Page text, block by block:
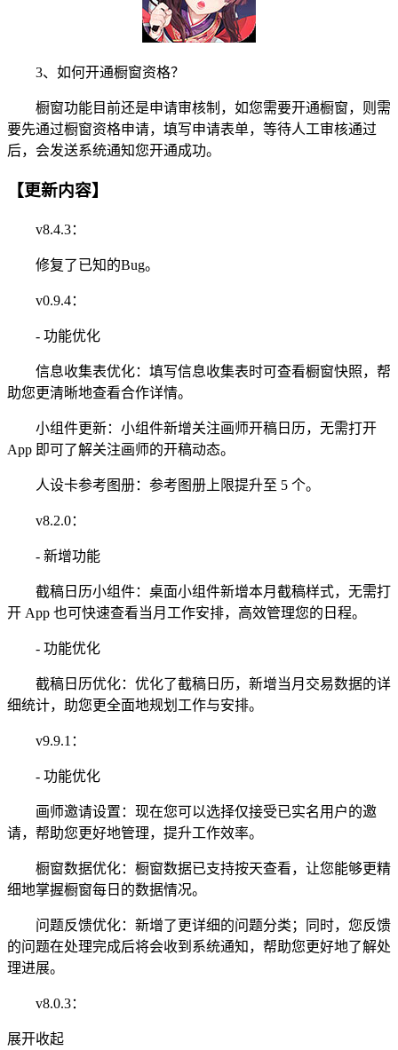
3、如何开通橱窗资格？
橱窗功能目前还是申请审核制，如您需要开通橱窗，则需
要先通过橱窗资格申请，填写申请表单，等待人工审核通过
后，会发送系统通知您开通成功。
【更新内容】
v8.4.3：
修复了已知的Bug。
v0.9.4：
- 功能优化
信息收集表优化：填写信息收集表时可查看橱窗快照，帮
助您更清晰地查看合作详情。
小组件更新：小组件新增关注画师开稿日历，无需打开
App 即可了解关注画师的开稿动态。
人设卡参考图册：参考图册上限提升至 5 个。
v8.2.0：
- 新增功能
截稿日历小组件：桌面小组件新增本月截稿样式，无需打
开 App 也可快速查看当月工作安排，高效管理您的日程。
- 功能优化
截稿日历优化：优化了截稿日历，新增当月交易数据的详
细统计，助您更全面地规划工作与安排。
v9.9.1：
- 功能优化
画师邀请设置：现在您可以选择仅接受已实名用户的邀
请，帮助您更好地管理，提升工作效率。
橱窗数据优化：橱窗数据已支持按天查看，让您能够更精
细地掌握橱窗每日的数据情况。
问题反馈优化：新增了更详细的问题分类；同时，您反馈
的问题在处理完成后将会收到系统通知，帮助您更好地了解处
理进展。
v8.0.3：
展开收起